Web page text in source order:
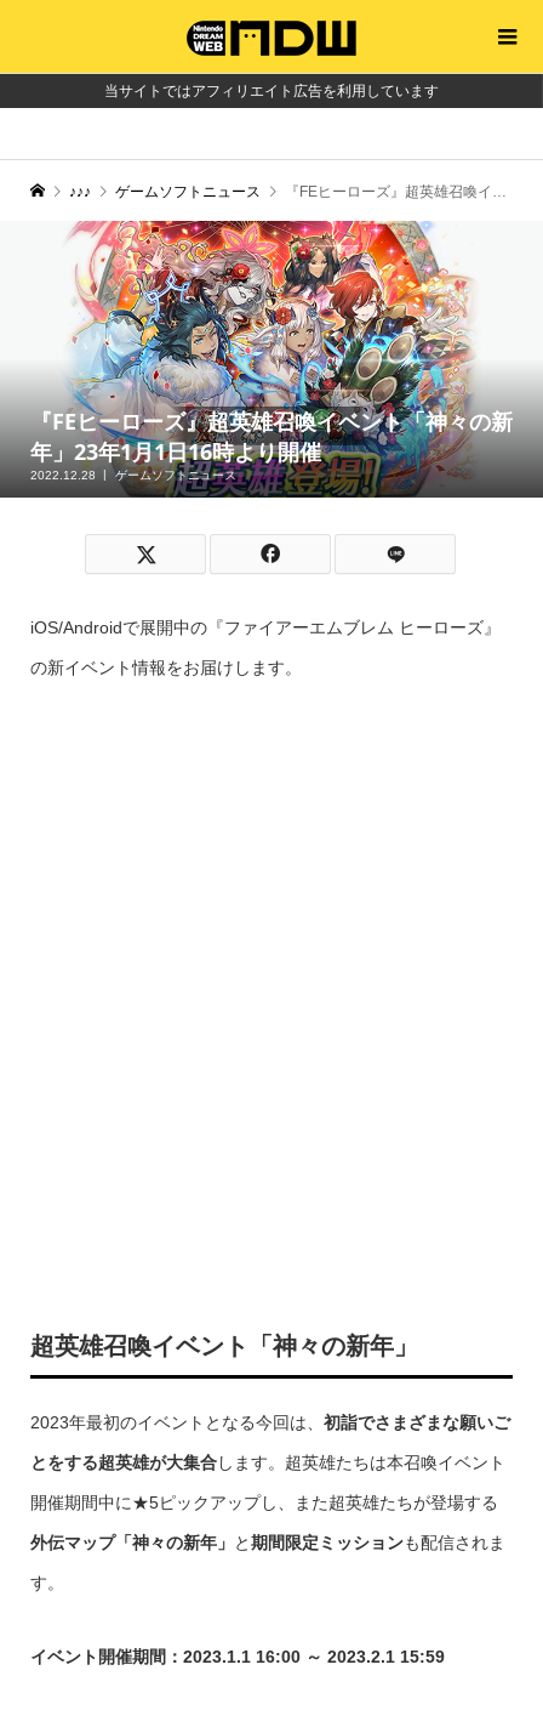
当サイトではアフィリエイト広告を利用しています
♪♪♪ ゲームソフトニュース 『FEヒーローズ』超英雄召喚イベント「神々の新年」23年1月1日16時より開催
『FEヒーローズ』超英雄召喚イベント「神々の新
年」23年1月1日16時より開催
2022.12.28 ゲームソフトニュース
iOS/Androidで展開中の『ファイアーエムブレム ヒーローズ』
の新イベント情報をお届けします。
超英雄召喚イベント「神々の新年」
2023年最初のイベントとなる今回は、 初詣でさまざまな願いご
とをする超英雄が大集合します。超英雄たちは本召喚イベント
開催期間中に★5ピックアップし、また超英雄たちが登場する
外伝マップ「神々の新年」 と期間限定ミッションも配信されま
す。
イベント開催期間：2023.1.1 16:00 ～ 2023.2.1 15:59